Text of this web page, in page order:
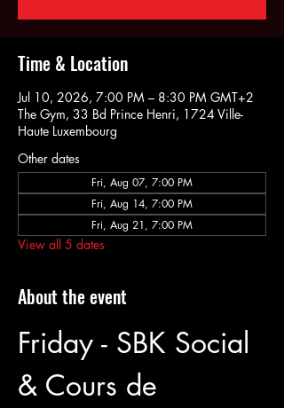
Time & Location
Jul 10, 2026, 7:00 PM – 8:30 PM GMT+2
The Gym, 33 Bd Prince Henri, 1724 Ville-
Haute Luxembourg
Other dates
Fri, Aug 07, 7:00 PM
Fri, Aug 14, 7:00 PM
Fri, Aug 21, 7:00 PM
View all 5 dates
About the event
Friday - SBK Social
& Cours de